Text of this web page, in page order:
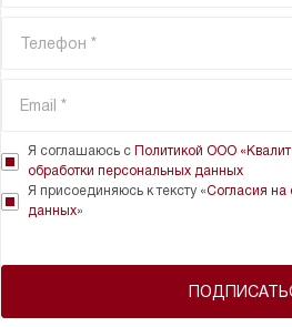
Я соглашаюсь с Политикой ООО
обработки персональных данных
Я присоединяюсь к тексту «Согласия на
данных»